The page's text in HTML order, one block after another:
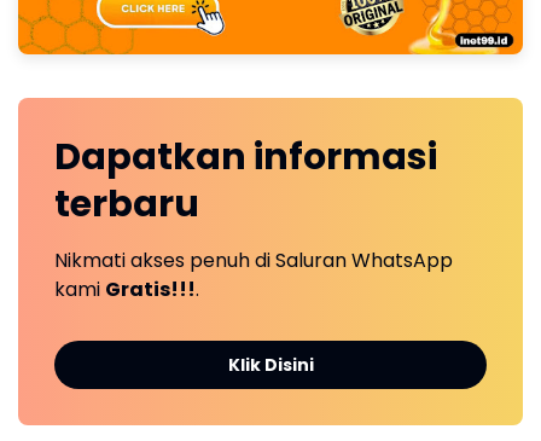
Dapatkan informasi
terbaru
Nikmati akses penuh di Saluran WhatsApp
kami Gratis!!!.
Klik Disini